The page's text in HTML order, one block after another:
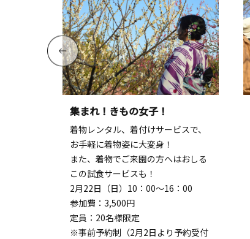
集まれ！きもの女子！
着物レンタル、着付けサービスで、
お手軽に着物姿に大変身！
また、着物でご来園の方へはおしる
この試食サービスも！
2月22日（日）10：00～16：00
参加費：3,500円
定員：20名様限定
※事前予約制（2月2日より予約受付